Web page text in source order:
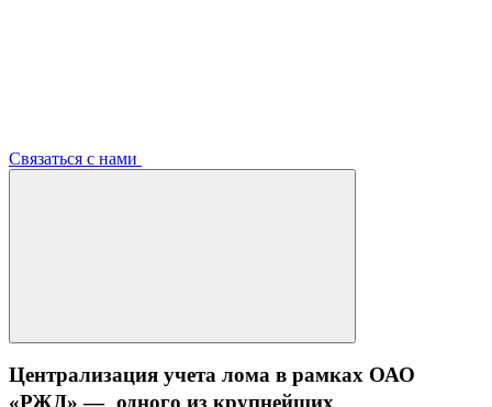
Связаться с нами
Централизация учета лома в рамках ОАО